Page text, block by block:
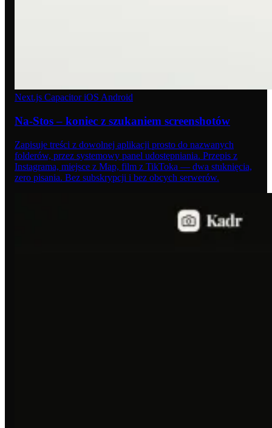
Next.js CapacitoriOS Android
Na-Stos – koniec z szukaniem screenshotów
Zapisuje treści z dowolnej aplikacji prosto do nazwanych
folderów, przez systemowy panel udostępniania. Przepis z
Instagrama, miejsce z Map, film z TikToka — dwa stuknięcia,
zero pisania. Bez subskrypcji i bez obcych serwerów.